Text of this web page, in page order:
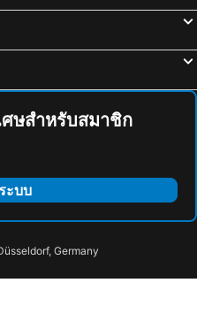
Hotel Emit Ueno
โรงแรมอุเอโนะ เทอร์มินัล
โรงแรมมิทซุย การ์เดน อุเอโนะ
Hotel Resol Ueno
Ginza Metro Station
Hatchōbori Metro Station
Inaricho Metro Station
ศษสำหรับสมาชิก
ะบบ
Germany